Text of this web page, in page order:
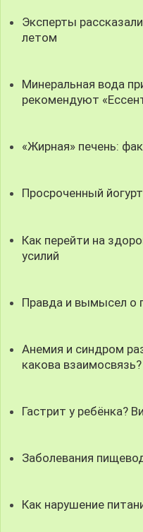
Эксперты
летом
Минеральная вода
рекомендуют
«Жирная» печень:
Просроченный
Как перейти на
усилий
Правда и вымысел о
Анемия и синдром
какова взаимосвязь?
Гастрит у ребёнка?
Заболевания
Как нарушение